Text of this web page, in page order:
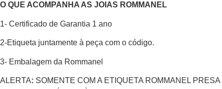
O QUE ACOMPANHA AS JOIAS ROMMANEL
1- Certificado de Garantia 1 ano
2-Etiqueta juntamente à peça com o código.
3- Embalagem da Rommanel
ALERTA: SOMENTE COM A ETIQUETA ROMMANEL PRESA